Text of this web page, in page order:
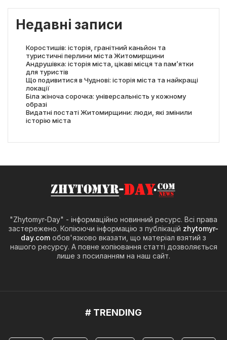
Недавні записи
Коростишів: історія, гранітний каньйон та
туристичні перлини міста Житомирщини
Андрушівка: історія міста, цікаві місця та пам’ятки
для туристів
Що подивитися в Чуднові: історія міста та найкращі
локації
Біла жіноча сорочка: універсальність у кожному
образі
Видатні постаті Житомирщини: люди, які змінили
історію міста
"Zhytomyr-Day" - інформаційно новинний ресурс. Всі права
застережено. Копіюючи інформацію з публікацій zhytomyr-
day.com обов'язково вказати, що матеріал взятий з
нашого ресурсу. А повне копіювання статті дозволяється
лише з посиланням на наш сайт.
# TRENDING